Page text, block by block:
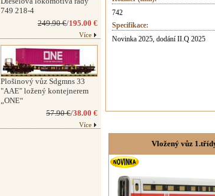
742
Specifikace:
Novinka 2025, dodání II.Q 2025
Vložený vůz
749 218-4
249.90 €/195.00 €
Více
Plošinový vůz Sdgmns 33
"AAE" ložený kontejnerem
„ONE“
57.90 €/38.00 €
Více